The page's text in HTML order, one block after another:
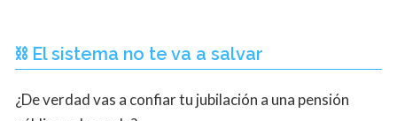
⛓ El sistema no te va a salvar
¿De verdad vas a confiar tu jubilación a una pensión